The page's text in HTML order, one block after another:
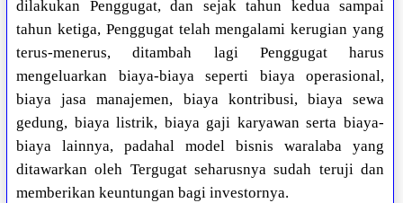
dilakukan Penggugat, dan sejak tahun kedua sampai
tahun ketiga, Penggugat telah mengalami kerugian yang
terus-menerus, ditambah lagi Penggugat harus
mengeluarkan biaya-biaya seperti biaya operasional,
biaya jasa manajemen, biaya kontribusi, biaya sewa
gedung, biaya listrik, biaya gaji karyawan serta biaya-
biaya lainnya, padahal model bisnis waralaba yang
ditawarkan oleh Tergugat seharusnya sudah teruji dan
memberikan keuntungan bagi investornya.